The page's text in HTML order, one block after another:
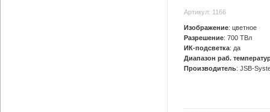
Артикул: 1166
Изображение: цветное
Разрешение: 700 ТВл
ИК-подсветка: да
Диапазон раб.
Производитель: JSB-